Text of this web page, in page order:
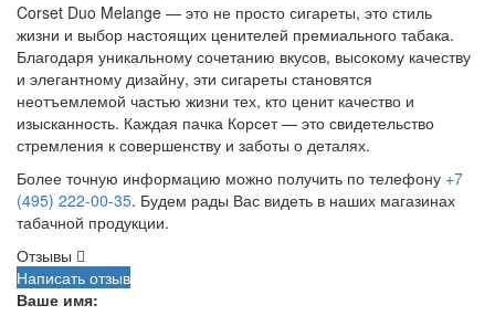
Corset Duo Melange — это не просто сигареты, это стиль
жизни и выбор настоящих ценителей премиального табака.
Благодаря уникальному сочетанию вкусов, высокому качеству
и элегантному дизайну, эти сигареты становятся
неотъемлемой частью жизни тех, кто ценит качество и
изысканность. Каждая пачка Корсет — это свидетельство
стремления к совершенству и заботы о деталях.
Более точную информацию можно получить по телефону +7
(495) 222-00-35. Будем рады Вас видеть в наших магазинах
табачной продукции.
Отзывы
Написать отзыв
Ваше имя: